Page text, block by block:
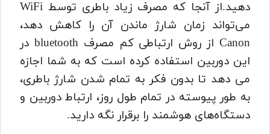
دهید.از آنجا که مصرف زیاد باطری توسط WiFi
می‌تواند زمان شارژ ماندن آن را کاهش دهد،
Canon از روش ارتباطی کم مصرف bluetooth در
این دوربین استفاده کرده است که به شما اجازه
می دهد تا بدون فکر به تمام شدن شارژ باطری،
به طور پیوسته در تمام طول روز، ارتباط دوربین و
دستگاه‌های هوشمند را برقرار نگه دارید.